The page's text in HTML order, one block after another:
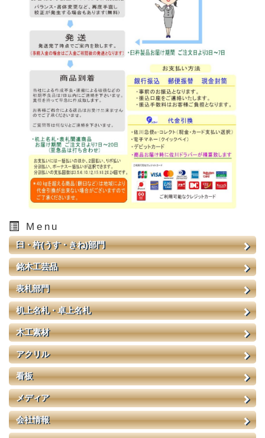
Menu
臼・杵(うす・きね)部門
銘木工芸品
表札部門
机上名札・卓上名札
木工素材
アクリル
看板
メディア
会社情報